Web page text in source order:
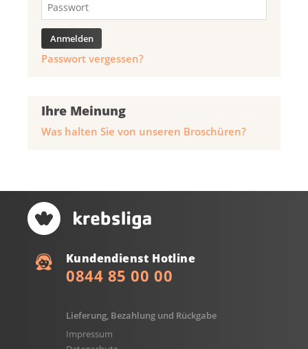
Passwort vergessen?
Ihre Meinung
Was halten Sie von unseren Broschüren?
Kundendienst Hotline
0844 85 00 00
Lieferung, Bezahlung und Rückgabe
Impressum